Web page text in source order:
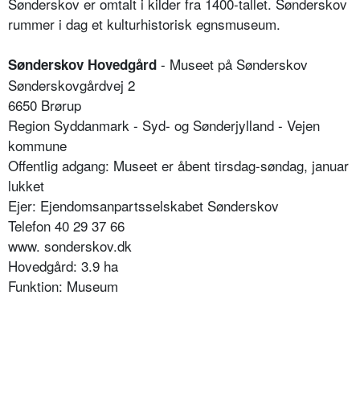
rummer i dag et kulturhistorisk egnsmuseum.
Sønderskov Hovedgård - Museet på Sønderskov
Sønderskovgårdvej 2
6650 Brørup
Region Syddanmark - Syd- og Sønderjylland - Vejen
kommune
Offentlig adgang: Museet er åbent tirsdag-søndag, januar
lukket
Ejer: Ejendomsanpartsselskabet Sønderskov
Telefon 40 29 37 66
www. sonderskov.dk
Hovedgård: 3.9 ha
Funktion: Museum